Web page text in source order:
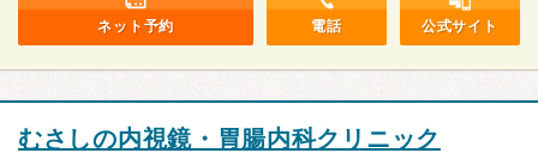
ネット予約 電話 公式サイト
むさしの内視鏡・胃腸内科クリニック